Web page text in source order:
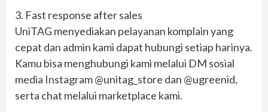
3. Fast response after sales
UniTAG menyediakan pelayanan komplain yang
cepat dan admin kami dapat hubungi setiap harinya.
Kamu bisa menghubungi kami melalui DM sosial
media Instagram @unitag_store dan @ugreenid,
serta chat melalui marketplace kami.